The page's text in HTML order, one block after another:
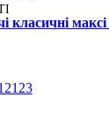
класичні